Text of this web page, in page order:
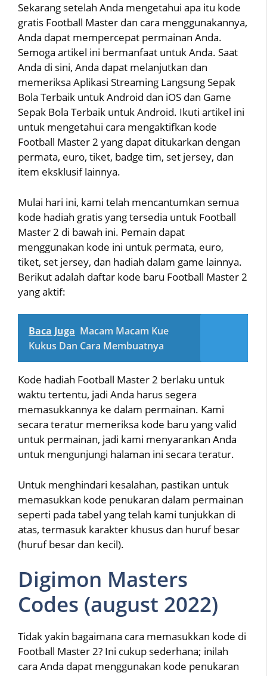
Sekarang setelah Anda mengetahui apa itu kode
gratis Football Master dan cara menggunakannya,
Anda dapat mempercepat permainan Anda.
Semoga artikel ini bermanfaat untuk Anda. Saat
Anda di sini, Anda dapat melanjutkan dan
memeriksa Aplikasi Streaming Langsung Sepak
Bola Terbaik untuk Android dan iOS dan Game
Sepak Bola Terbaik untuk Android. Ikuti artikel ini
untuk mengetahui cara mengaktifkan kode
Football Master 2 yang dapat ditukarkan dengan
permata, euro, tiket, badge tim, set jersey, dan
item eksklusif lainnya.
Mulai hari ini, kami telah mencantumkan semua
kode hadiah gratis yang tersedia untuk Football
Master 2 di bawah ini. Pemain dapat
menggunakan kode ini untuk permata, euro,
tiket, set jersey, dan hadiah dalam game lainnya.
Berikut adalah daftar kode baru Football Master 2
yang aktif:
Baca Juga Macam Macam Kue
Kukus Dan Cara Membuatnya
Kode hadiah Football Master 2 berlaku untuk
waktu tertentu, jadi Anda harus segera
memasukkannya ke dalam permainan. Kami
secara teratur memeriksa kode baru yang valid
untuk permainan, jadi kami menyarankan Anda
untuk mengunjungi halaman ini secara teratur.
Untuk menghindari kesalahan, pastikan untuk
memasukkan kode penukaran dalam permainan
seperti pada tabel yang telah kami tunjukkan di
atas, termasuk karakter khusus dan huruf besar
(huruf besar dan kecil).
Digimon Masters
Codes (august 2022)
Tidak yakin bagaimana cara memasukkan kode di
Football Master 2? Ini cukup sederhana; inilah
cara Anda dapat menggunakan kode penukaran